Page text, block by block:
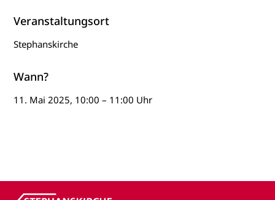
Veranstaltungsort
Stephanskirche
Wann?
11. Mai 2025, 10:00 – 11:00 Uhr